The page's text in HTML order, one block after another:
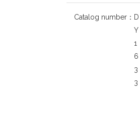
Catalog number： D
Y
1
6
3
3